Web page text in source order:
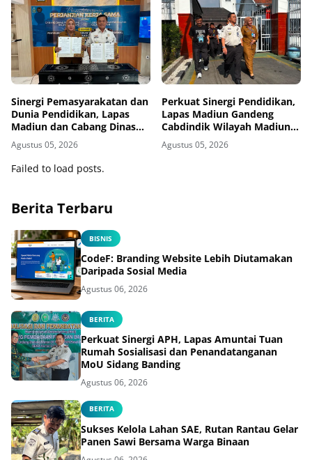
Sinergi Pemasyarakatan dan
Dunia Pendidikan, Lapas
Madiun dan Cabang Dinas
Pendidikan Wilayah Madiun
Jalin Kerja Sama Pendidikan
Vokasi Teknik Instalasi
Tenaga Listrik bagi Warga
Agustus 05, 2026
Perkuat Sinergi Pendidikan,
Lapas Madiun Gandeng
Cabdindik Wilayah Madiun
Hadirkan Program TITL
Agustus 05, 2026
Failed to load posts.
Berita Terbaru
BISNIS
CodeF: Branding Website Lebih Diutamakan
Daripada Sosial Media
Agustus 06, 2026
BERITA
Perkuat Sinergi APH, Lapas Amuntai Tuan
Rumah Sosialisasi dan Penandatanganan
MoU Sidang Banding
Agustus 06, 2026
BERITA
Sukses Kelola Lahan SAE, Rutan Rantau Gelar
Panen Sawi Bersama Warga Binaan